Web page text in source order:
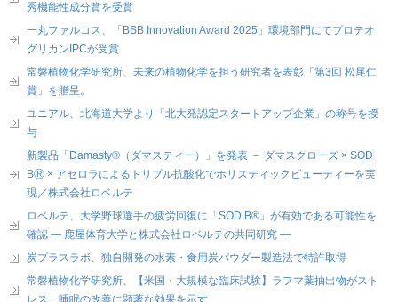
秀機能性成分賞を受賞
一丸ファルコス、「BSB Innovation Award 2025」環境部門にてプロテオ
グリカンIPCが受賞
常磐植物化学研究所、未来の植物化学を担う研究者を表彰「第3回 松尾仁
賞」を贈呈。
ユニアル、北海道大学より「北大発認定スタートアップ企業」の称号を授
与
新製品「Damasty®（ダマスティー）」を発表 － ダマスクローズ × SOD
BⓇ × アセロラによるトリプル抗酸化でホリスティックビューティーを実
現／株式会社ロベルテ
ロベルテ、大学野球選手の疲労回復に「SOD B®」が有効である可能性を
確認 ― 鹿屋体育大学と株式会社ロベルテの共同研究 ―
炭プラスラボ、独自開発の水素・食用炭パウダー製造法で特許取得
常磐植物化学研究所、【米国・大規模な臨床試験】ラフマ葉抽出物がスト
レス、睡眠の改善に顕著な効果を示す